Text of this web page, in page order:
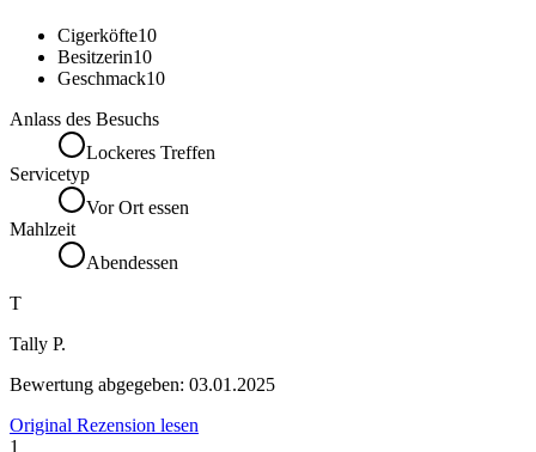
Cigerköfte10
Besitzerin10
Geschmack10
Anlass des Besuchs
Lockeres Treffen
Servicetyp
Vor Ort essen
Mahlzeit
Abendessen
T
Tally P.
Bewertung abgegeben: 03.01.2025
Original Rezension lesen
1